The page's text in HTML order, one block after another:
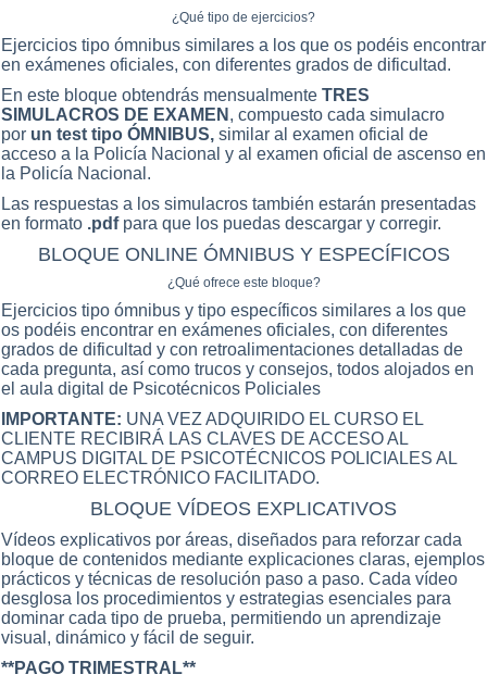
¿Qué tipo de ejercicios?
Ejercicios tipo ómnibus similares a los que os podéis encontrar
en exámenes oficiales, con diferentes grados de dificultad.
En este bloque obtendrás mensualmente TRES
SIMULACROS DE EXAMEN , compuesto cada simulacro
por un test tipo ÓMNIBUS, similar al examen oficial de
acceso a la Policía Nacional y al examen oficial de ascenso en
la Policía Nacional.
Las respuestas a los simulacros también estarán presentadas
en formato .pdfpara que los puedas descargar y corregir.
BLOQUE ONLINE ÓMNIBUS Y ESPECÍFICOS
¿Qué ofrece este bloque?
Ejercicios tipo ómnibus y tipo específicos similares a los que
os podéis encontrar en exámenes oficiales, con diferentes
grados de dificultad y con retroalimentaciones detalladas de
cada pregunta, así como trucos y consejos, todos alojados en
el aula digital de Psicotécnicos Policiales
IMPORTANTE: UNA VEZ ADQUIRIDO EL CURSO EL
CLIENTE RECIBIRÁ LAS CLAVES DE ACCESO AL
CAMPUS DIGITAL DE PSICOTÉCNICOS POLICIALES AL
CORREO ELECTRÓNICO FACILITADO.
BLOQUE VÍDEOS EXPLICATIVOS
Vídeos explicativos por áreas, diseñados para reforzar cada
bloque de contenidos mediante explicaciones claras, ejemplos
prácticos y técnicas de resolución paso a paso. Cada vídeo
desglosa los procedimientos y estrategias esenciales para
dominar cada tipo de prueba, permitiendo un aprendizaje
visual, dinámico y fácil de seguir.
**PAGO TRIMESTRAL**